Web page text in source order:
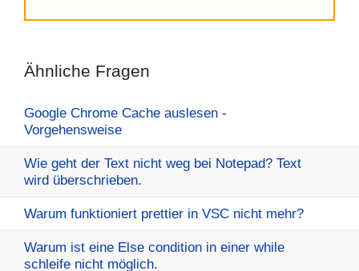
Ähnliche Fragen
Google Chrome Cache auslesen -
Vorgehensweise
Wie geht der Text nicht weg bei Notepad? Text
wird überschrieben.
Warum funktioniert prettier in VSC nicht mehr?
Warum ist eine Else condition in einer while
schleife nicht möglich.